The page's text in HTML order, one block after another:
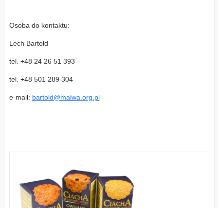
Osoba do kontaktu:
Lech Bartold
tel. +48 24 26 51 393
tel. +48 501 289 304
e-mail: bartold@malwa.org.pl